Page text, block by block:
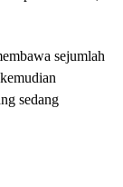
sejumlah
sedang